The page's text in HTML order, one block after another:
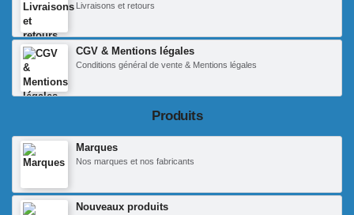
Livraisons et retours
CGV & Mentions légales
Conditions général de vente & Mentions légales
Produits
Marques
Nos marques et nos fabricants
Nouveaux produits